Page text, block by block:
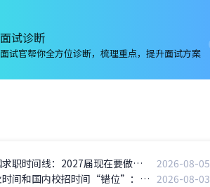
面试诊断
面试官帮你全方位诊断，梳理重点，提升面试方案
留学生回国求职时间线：2027届现在要做什么？一篇文章讲清楚
2026-08-05
留学生毕业时间和国内校招时间“错位”：怎么办？ 2026-08-03